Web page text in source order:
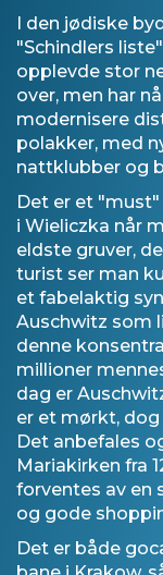
I den jødiske
"Schindlers
opplevde stor
over, men har
modernisere
polakker, med
nattklubber og
Det er et
i Wieliczka når
eldste gruver,
turist ser man
et fabelaktig
Auschwitz som
denne
millioner
dag er
er et mørkt,
Det anbefales
Mariakirken fra
forventes av en
og gode
Det er både